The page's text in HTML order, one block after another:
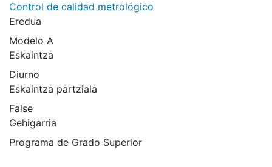
Control de calidad metrológico
Eredua
Modelo A
Eskaintza
Diurno
Eskaintza partziala
False
Gehigarria
Programa de Grado Superior